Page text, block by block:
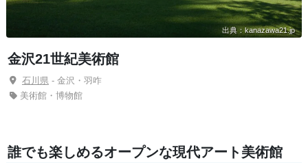
出典：kanazawa21.jp
金沢21世紀美術館
石川県- 金沢・羽咋
美術館・博物館
誰でも楽しめるオープンな現代アート美術館